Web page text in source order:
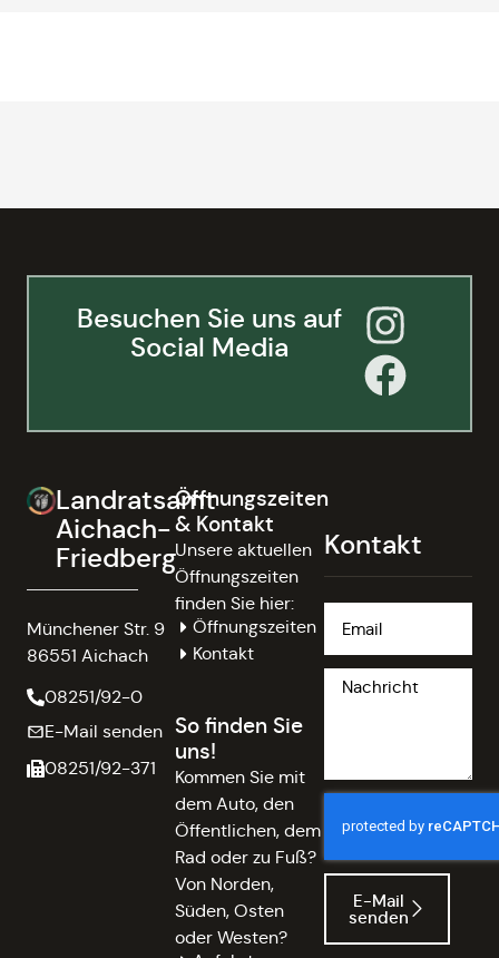
Besuchen Sie uns auf
Social Media
Landratsamt
Aichach-
Friedberg
Münchener Str. 9
86551 Aichach
08251/92-0
E-Mail senden
08251/92-371
Öffnungszeiten
& Kontakt
Unsere aktuellen
Öffnungszeiten
finden Sie hier:
Öffnungszeiten
Kontakt
So finden Sie
uns!
Kommen Sie mit
dem Auto, den
Öffentlichen, dem
Rad oder zu Fuß?
Von Norden,
Süden, Osten
oder Westen?
Kontakt
E-Mail
senden